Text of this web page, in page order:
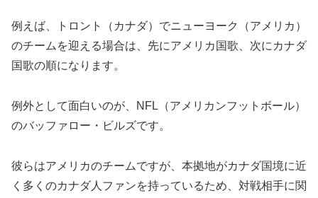
例えば、トロント（カナダ）でニューヨーク（アメリカ）
のチームを迎える場合は、先にアメリカ国歌、次にカナダ
国歌の順になります。
例外として面白いのが、NFL（アメリカンフットボール）
のバッファロー・ビルズです。
彼らはアメリカのチームですが、本拠地がカナダ国境に近
く多くのカナダ人ファンを持っているため、対戦相手に関